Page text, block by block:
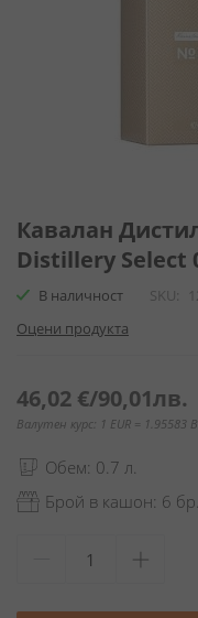
към
началото
на
галерия
снимки
Кавалан
Distillery Select
В наличност SKU
Оцени продукта
46,02 €/90,01лв.
Валутен курс: 1 EUR = 1.95583
Обем: 0.7 л.
Брой в кашон: 6 бр.